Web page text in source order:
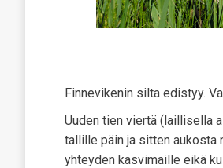
Finnevikenin silta edistyy.
Uuden tien viertä (laillisella
tallille päin ja sitten aukosta
yhteyden kasvimaille eikä